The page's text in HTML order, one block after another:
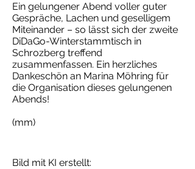
Ein gelungener Abend voller guter
Gespräche, Lachen und geselligem
Miteinander – so lässt sich der zweite
DiDaGo-Winterstammtisch in
Schrozberg treffend
zusammenfassen. Ein herzliches
Dankeschön an Marina Möhring für
die Organisation dieses gelungenen
Abends!
(mm)
Bild mit KI erstellt: